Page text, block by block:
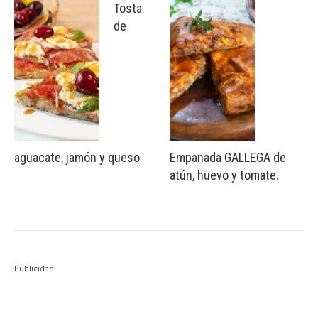
Tosta
de
aguacate, jamón y queso
Empanada GALLEGA de
atún, huevo y tomate.
Publicidad